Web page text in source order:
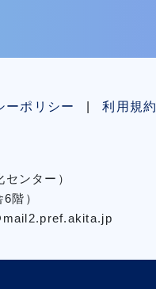
ーポリシー 利用規約
センター）
階）